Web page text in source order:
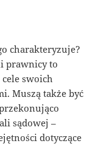
charakteryzuje?
prawnicy to
swoich
Muszą także być
sądowej –
dotyczące